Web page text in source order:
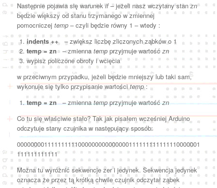
Następnie pojawia się warunekif– jeżeli nasz wczytany stanzn
będzie większy od stanu trzymanego w zmiennej
pomocniczej temp – czyli będzie równy 1 – wtedy :
indents ++ – zwiększ liczbę zliczonych ząbków o 1
temp = zn – zmienna tempprzyjmuje wartość zn
wypisz policzone obroty i wcięcia
w przeciwnym przypadku, jeżeli będzie mniejszy lub taki sam,
wykonuje się tylko przypisanie wartościtemp:
temp = zn – zmiennatempprzyjmuje wartośćzn
Co tu się właściwie stało? Tak jak pisałem wcześniej Arduino
odczytuje stany czujnika w następujący sposób:
000000001111111111000000000000000111111111111110000001
111111111111
Można tu wyróżnić sekwencje zer i jedynek. Sekwencja jedynek
oznacza że przez tą krótką chwile czujnik odczytał ząbek